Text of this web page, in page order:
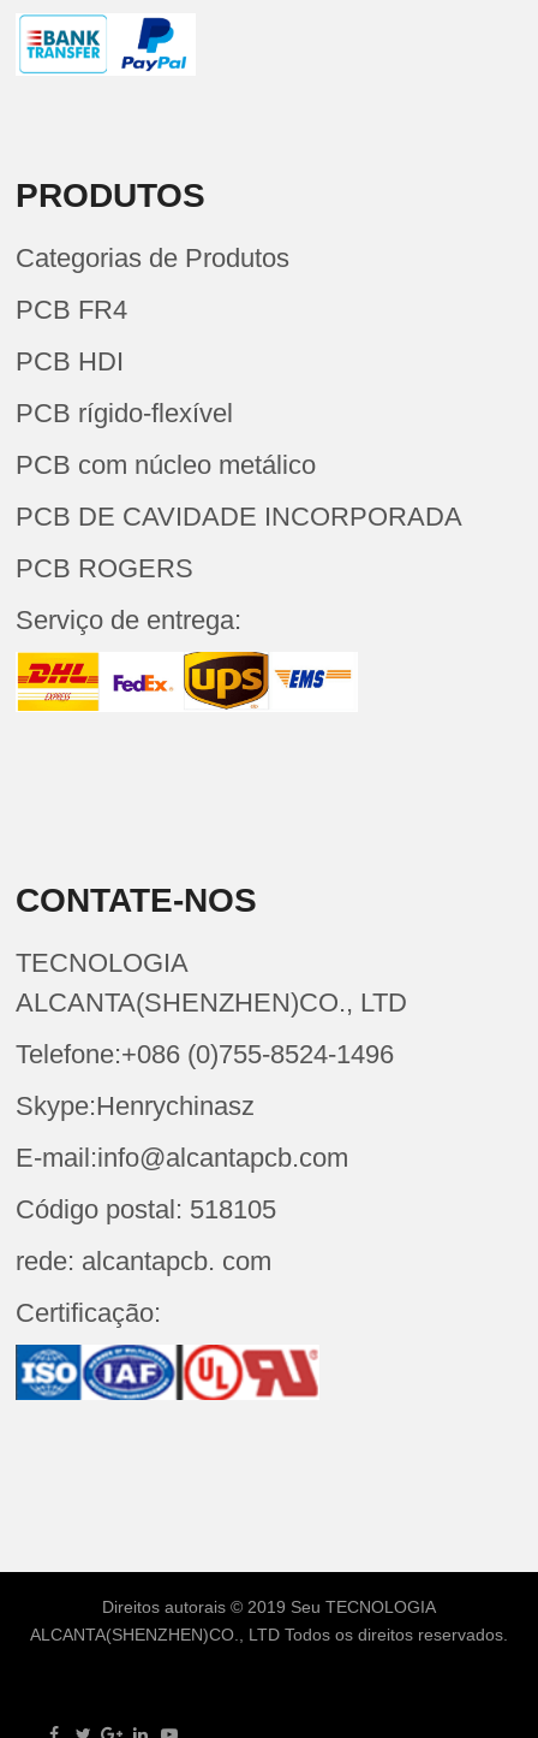
PRODUTOS
Categorias de Produtos
PCB FR4
PCB HDI
PCB rígido-flexível
PCB com núcleo metálico
PCB DE CAVIDADE INCORPORADA
PCB ROGERS
Serviço de entrega:
CONTATE-NOS
TECNOLOGIA
ALCANTA(SHENZHEN)CO., LTD
Telefone:+086 (0)755-8524-1496
Skype:Henrychinasz
E-mail:info@alcantapcb.com
Código postal: 518105
rede: alcantapcb. com
Certificação:
Direitos autorais © 2019 Seu TECNOLOGIA
ALCANTA(SHENZHEN)CO., LTDTodos os direitos reservados.